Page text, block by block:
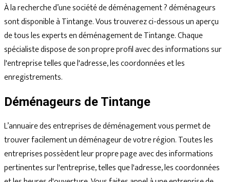
À la recherche d’une société de déménagement ? déménageurs
sont disponible à Tintange. Vous trouverez ci-dessous un aperçu
de tous les experts en déménagement de Tintange. Chaque
spécialiste dispose de son propre profil avec des informations sur
l'entreprise telles que l'adresse, les coordonnées et les
enregistrements.
Déménageurs de Tintange
L’annuaire des entreprises de déménagement vous permet de
trouver facilement un déménageur de votre région. Toutes les
entreprises possèdent leur propre page avec des informations
pertinentes sur l'entreprise, telles que l'adresse, les coordonnées